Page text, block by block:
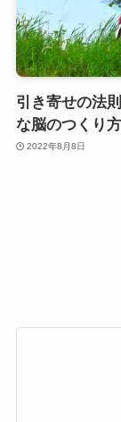
引き寄せの法
な脳のつくり方
2022年8月8日